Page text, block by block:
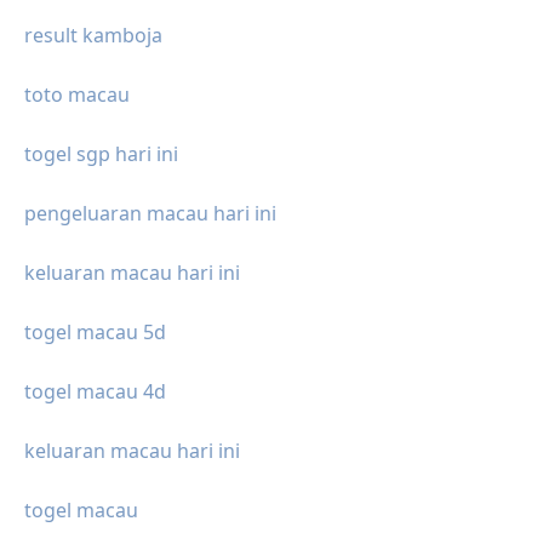
result kamboja
toto macau
togel sgp hari ini
pengeluaran macau hari ini
keluaran macau hari ini
togel macau 5d
togel macau 4d
keluaran macau hari ini
togel macau